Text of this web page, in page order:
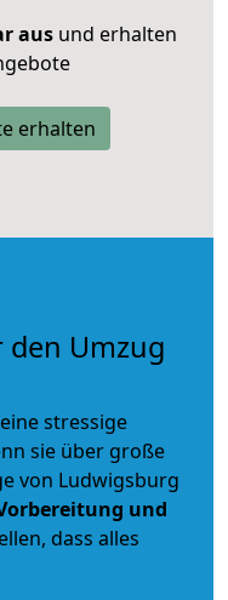
ausund erhalten
erhalten
Umzug
stressige
sie über große
von Ludwigsburg
und
dass alles